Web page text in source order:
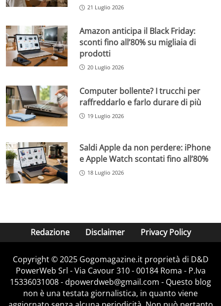
21 Luglio 2026
Amazon anticipa il Black Friday:
sconti fino all’80% su migliaia di
prodotti
20 Luglio 2026
Computer bollente? I trucchi per
raffreddarlo e farlo durare di più
19 Luglio 2026
Saldi Apple da non perdere: iPhone
e Apple Watch scontati fino all’80%
18 Luglio 2026
Redazione Disclaimer Privacy Policy
Copyright © 2025 Gogomagazine.it proprietà di D&D
PowerWeb Srl - Via Cavour 310 - 00184 Roma - P.Iva
15336031008 - dpowerdweb@gmail.com - Questo blog
non è una testata giornalistica, in quanto viene